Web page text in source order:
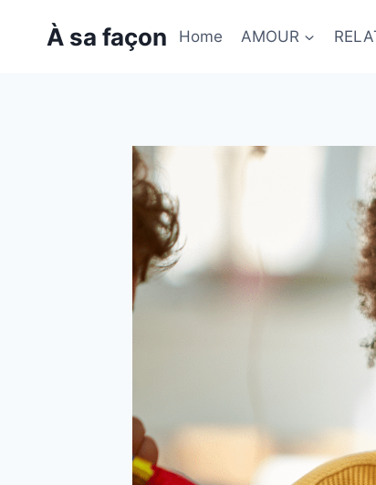
À sa façon Home AMOUR